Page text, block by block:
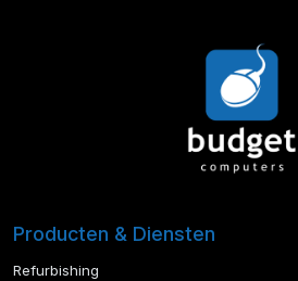
Producten & Diensten
Refurbishing